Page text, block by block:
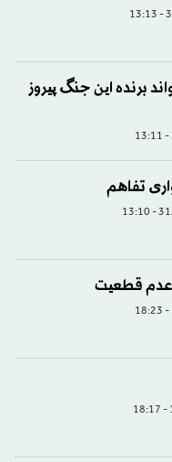
برنده این جنگ پیروز
تفاهم
عدم قطعیت